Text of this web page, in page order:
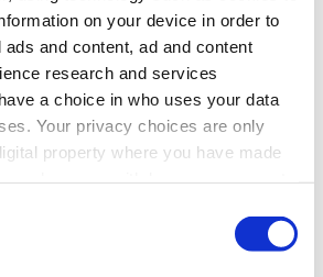
on your device in order to
and content, ad and content
research and services
a choice in who uses your data
Your privacy choices are only
property where you have made
Holst
åstadkom en avsevärd ökning
marginell ökning av byråintäkten under